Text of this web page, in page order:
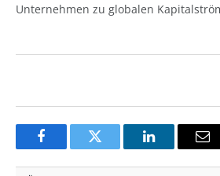
Unternehmen zu globalen
FacebookTwitter LinkedIn